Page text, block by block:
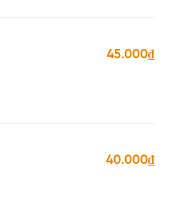
45.000₫
40.000₫